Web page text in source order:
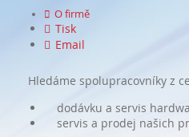
O firmě
Tisk
Email
Hledáme spolupracovníky z
dodávku a servis
servis a prodej našich